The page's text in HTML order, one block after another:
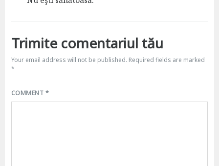
Trimite comentariul tău
Your email address will not be published. Required fields are marked
*
COMMENT *